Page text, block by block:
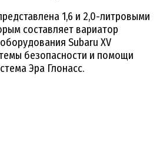
1,6 и 2,0-литровыми
составляет вариатор
Subaru XV
безопасности и помощи
Эра Глонасс.